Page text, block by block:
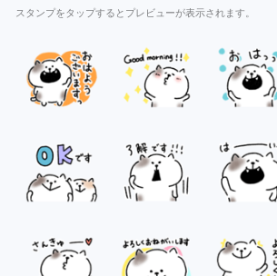
スタンプをタップするとプレビューが表示されます。